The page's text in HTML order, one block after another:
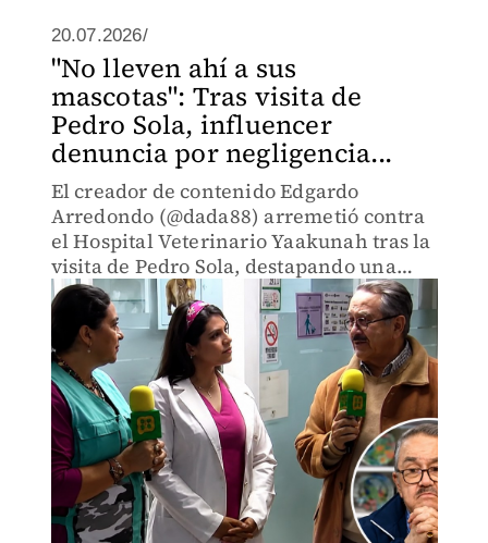
20.07.2026/
"No lleven ahí a sus
mascotas": Tras visita de
Pedro Sola, influencer
denuncia por negligencia...
El creador de contenido Edgardo
Arredondo (@dada88) arremetió contra
el Hospital Veterinario Yaakunah tras la
visita de Pedro Sola, destapando una
serie de quejas por supuestos malos
diagnósticos.